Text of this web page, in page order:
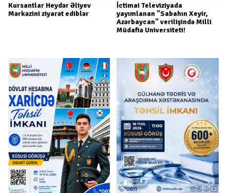
Kursantlar Heydər Əliyev
Mərkəzini ziyarət ediblər
İctimai Televiziyada
yayımlanan "Sabahın Xeyir,
Azərbaycan" verilişində Milli
Müdafiə Universiteti!